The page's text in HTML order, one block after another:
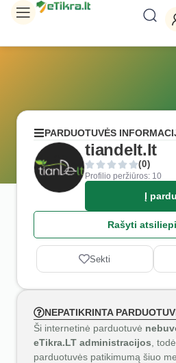
PARDUOTUVĖS
tiandelt.lt
(0)
Profilio peržiūros: 10
Į
Rašyti
Sekti
NEPATIKRINTA
Ši internetinė parduotuvė
eTikra.LT administracijos ,
parduotuvės patikimumą šiuo